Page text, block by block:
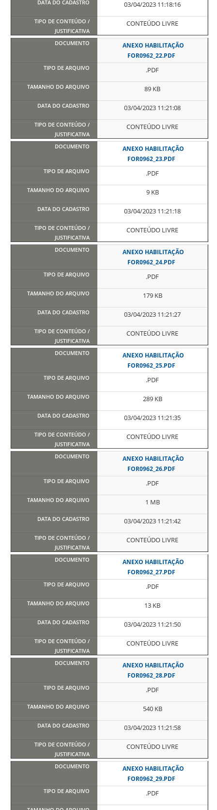
03/04/2023 11:18:16
CONTEÚDO LIVRE
ANEXO HABILITAÇÃO
FOR0962_22.PDF
.PDF
89 KB
03/04/2023 11:21:08
CONTEÚDO LIVRE
ANEXO HABILITAÇÃO
FOR0962_23.PDF
.PDF
9 KB
03/04/2023 11:21:18
CONTEÚDO LIVRE
ANEXO HABILITAÇÃO
FOR0962_24.PDF
.PDF
179 KB
03/04/2023 11:21:27
CONTEÚDO LIVRE
ANEXO HABILITAÇÃO
FOR0962_25.PDF
.PDF
289 KB
03/04/2023 11:21:35
CONTEÚDO LIVRE
ANEXO HABILITAÇÃO
FOR0962_26.PDF
.PDF
1 MB
03/04/2023 11:21:42
CONTEÚDO LIVRE
ANEXO HABILITAÇÃO
FOR0962_27.PDF
.PDF
13 KB
03/04/2023 11:21:50
CONTEÚDO LIVRE
ANEXO HABILITAÇÃO
FOR0962_28.PDF
.PDF
540 KB
03/04/2023 11:21:58
CONTEÚDO LIVRE
ANEXO HABILITAÇÃO
FOR0962_29.PDF
.PDF